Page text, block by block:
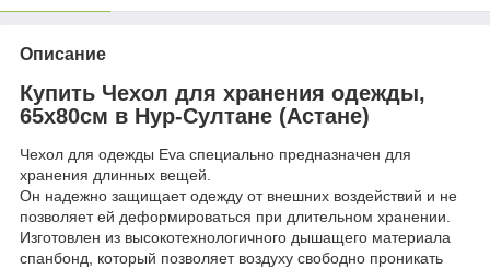
Описание
Купить Чехол для хранения одежды,
65х80см в Нур-Султане (Астане)
Чехол для одежды Eva специально предназначен для
хранения длинных вещей.
Он надежно защищает одежду от внешних воздействий и не
позволяет ей деформироваться при длительном хранении.
Изготовлен из высокотехнологичного дышащего материала
спанбонд, который позволяет воздуху свободно проникать